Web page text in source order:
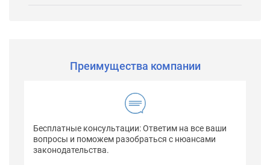
Преимущества компании
Бесплатные консультации: Ответим на все ваши
вопросы и поможем разобраться с нюансами
законодательства.